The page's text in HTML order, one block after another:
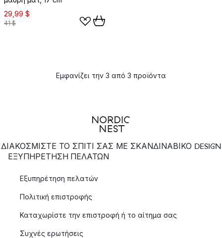
29,99 $
41 $
Εμφανίζει την 3 από 3 προϊόντα
ΔΙΑΚΟΣΜΙΣΤΕ ΤΟ ΣΠΙΤΙ ΣΑΣ ΜΕ ΣΚΑΝΔΙΝΑΒΙΚΟ DESIGN
ΕΞΥΠΗΡΈΤΗΣΗ ΠΕΛΑΤΏΝ
Εξυπηρέτηση πελατών
Πολιτική επιστροφής
Καταχωρίστε την επιστροφή ή το αίτημα σας
Συχνές ερωτήσεις